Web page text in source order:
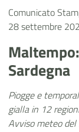
Comunicato
28 settembre
Sardegna
Piogge e
gialla in 12
Avviso meteo